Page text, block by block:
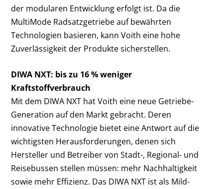
der modularen Entwicklung erfolgt ist. Da die
MultiMode Radsatzgetriebe auf bewährten
Technologien basieren, kann Voith eine hohe
Zuverlässigkeit der Produkte sicherstellen.
DIWA NXT: bis zu 16 % weniger
Kraftstoffverbrauch
Mit dem DIWA NXT hat Voith eine neue Getriebe-
Generation auf den Markt gebracht. Deren
innovative Technologie bietet eine Antwort auf die
wichtigsten Herausforderungen, denen sich
Hersteller und Betreiber von Stadt-, Regional- und
Reisebussen stellen müssen: mehr Nachhaltigkeit
sowie mehr Effizienz. Das DIWA NXT ist als Mild-